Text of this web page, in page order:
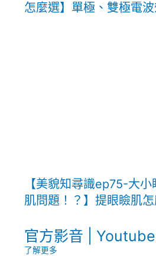
怎麼選】單極、雙極電波
【美貌知尋識ep75-大
肌問題！？】提眼瞼肌怎
官方影音 | Youtube
了解更多